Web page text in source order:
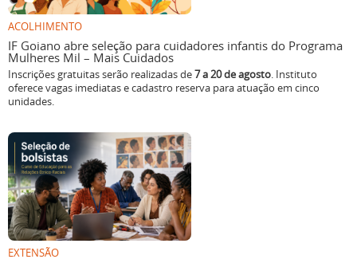
ACOLHIMENTO
IF Goiano abre seleção para cuidadores infantis do Programa
Mulheres Mil – Mais Cuidados
Inscrições gratuitas serão realizadas de7 a 20 de agosto. Instituto
oferece vagas imediatas e cadastro reserva para atuação em cinco
unidades.
EXTENSÃO